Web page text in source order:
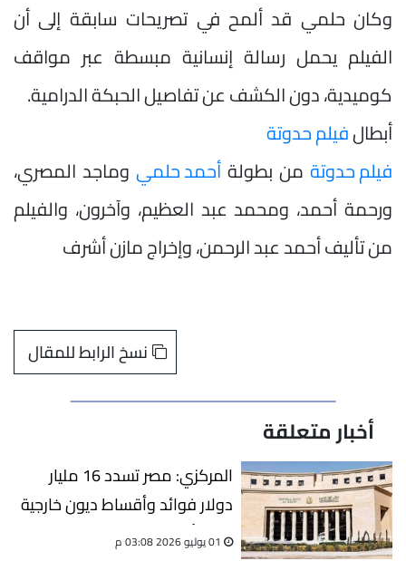
وكان حلمي قد ألمح في تصريحات سابقة إلى أن
الفيلم يحمل رسالة إنسانية مبسطة عبر مواقف
كوميدية، دون الكشف عن تفاصيل الحبكة الدرامية.
أبطالفيلم حدوتة
فيلم حدوتة من بطولةأحمد حلمي وماجد المصري،
ورحمة أحمد، ومحمد عبد العظيم، وآخرون، والفيلم
من تأليف أحمد عبد الرحمن، وإخراج مازن أشرف
نسخ الرابط للمقال
أخبار متعلقة
المركزي: مصر تسدد 16 مليار
دولار فوائد وأقساط ديون خارجية
في 6 أشهر
01 يوليو 2026 03:08 م